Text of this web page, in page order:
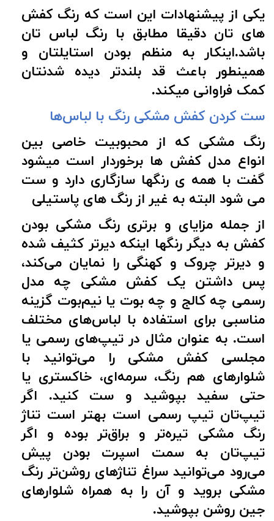
یکی از پیشنهادات این است که رنگ کفش
های تان دقیقا مطابق با رنگ لباس تان
باشد.اینکار به منظم بودن استایلتان و
همینطور باعث قد بلندتر دیده شدنتان
کمک فراوانی میکند.
ست کردن کفش مشکی رنگ با لباس‌ها
رنگ مشکی که از محبوبیت خاصی بین
انواع مدل کفش ها برخوردار است میشود
گفت با همه ی رنگها سازگاری دارد و ست
می شود البته به غیر از رنگ های پاستیلی
از جمله مزایای و برتری رنگ مشکی بودن
کفش به دیگر رنگها اینکه دیرتر کثیف شده
و دیرتر چروک و کهنگی را نمایان می‌کند،
پس داشتن یک کفش مشکی چه مدل
رسمی چه کالج و چه بوت یا نیم‌بوت گزینه
مناسبی برای استفاده با لباس‌های مختلف
است. به عنوان مثال در تیپ‌های رسمی یا
مجلسی کفش مشکی را می‌توانید با
شلوارهای هم رنگ، سرمه‌ای، خاکستری یا
حتی سفید بپوشید و ست کنید. اگر
تیپ‌تان تیپ رسمی است بهتر است تناژ
رنگ مشکی تیره‌تر و براق‌تر بوده و اگر
تیپ‌تان به سمت اسپرت بودن پیش
می‌رود می‌توانید سراغ تناژهای روشن‌تر رنگ
مشکی بروید و آن را به همراه شلوارهای
جین روشن بپوشید.